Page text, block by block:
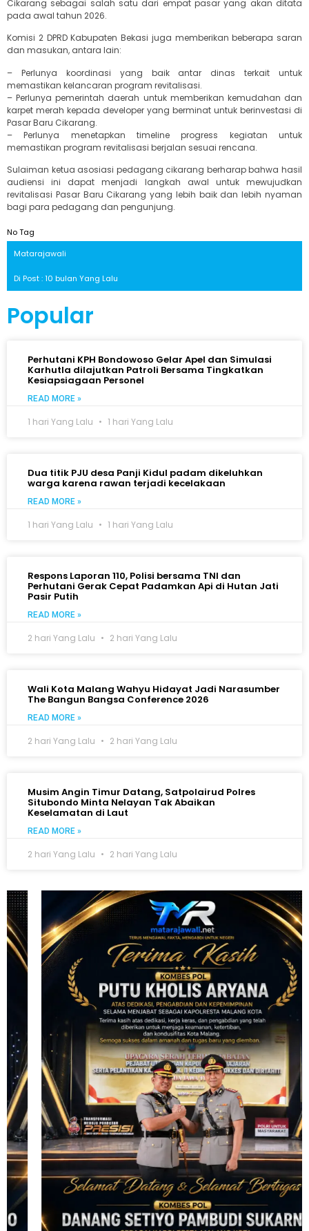
Cikarang sebagai salah satu dari empat pasar yang akan ditata
pada awal tahun 2026.
Komisi 2 DPRD Kabupaten Bekasi juga memberikan beberapa saran
dan masukan, antara lain:
– Perlunya koordinasi yang baik antar dinas terkait untuk
memastikan kelancaran program revitalisasi.
– Perlunya pemerintah daerah untuk memberikan kemudahan dan
karpet merah kepada developer yang berminat untuk berinvestasi di
Pasar Baru Cikarang.
– Perlunya menetapkan timeline progress kegiatan untuk
memastikan program revitalisasi berjalan sesuai rencana.
Sulaiman ketua asosiasi pedagang cikarang berharap bahwa hasil
audiensi ini dapat menjadi langkah awal untuk mewujudkan
revitalisasi Pasar Baru Cikarang yang lebih baik dan lebih nyaman
bagi para pedagang dan pengunjung.
No Tag
Matarajawali
Di Post : 10 bulan Yang Lalu
Popular
Perhutani KPH Bondowoso Gelar Apel dan Simulasi
Karhutla dilajutkan Patroli Bersama Tingkatkan
Kesiapsiagaan Personel
READ MORE »
1 hari Yang Lalu 1 hari Yang Lalu
Dua titik PJU desa Panji Kidul padam dikeluhkan
warga karena rawan terjadi kecelakaan
READ MORE »
1 hari Yang Lalu 1 hari Yang Lalu
Respons Laporan 110, Polisi bersama TNI dan
Perhutani Gerak Cepat Padamkan Api di Hutan Jati
Pasir Putih
READ MORE »
2 hari Yang Lalu 2 hari Yang Lalu
Wali Kota Malang Wahyu Hidayat Jadi Narasumber
The Bangun Bangsa Conference 2026
READ MORE »
2 hari Yang Lalu 2 hari Yang Lalu
Musim Angin Timur Datang, Satpolairud Polres
Situbondo Minta Nelayan Tak Abaikan
Keselamatan di Laut
READ MORE »
2 hari Yang Lalu 2 hari Yang Lalu